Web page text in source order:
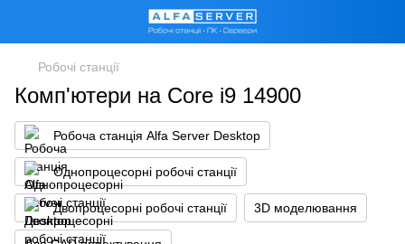
Робочі станції
Комп'ютери на Core i9 14900
Робоча станція Alfa Server Desktop
Однопроцесорні робочі станції
Двопроцесорні робочі станції 3D моделювання